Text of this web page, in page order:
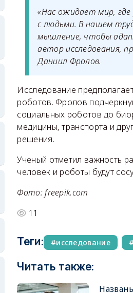
«Нас ожидает мир,
с людьми. В нашем
мышление, чтобы
автор исследования,
Даниил Фролов.
Исследование
роботов. Фролов
социальных роботов до
медицины, транспорта и
решения.
Ученый отметил важность
человек и роботы будут
Фото: freepik.com
11
Теги: исследование
Читать также: